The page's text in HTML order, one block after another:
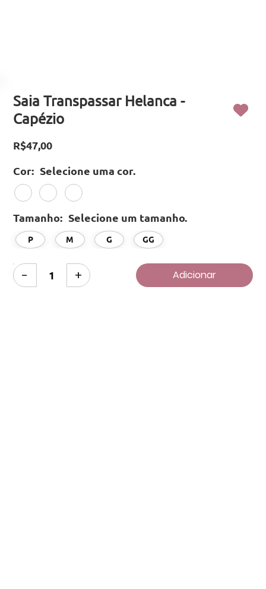
Saia Transpassar Helanca -
Capézio
Adicionar
+
-
Cor: Selecione uma cor.
P M G GG
Tamanho: Selecione um tamanho.
R$47,00